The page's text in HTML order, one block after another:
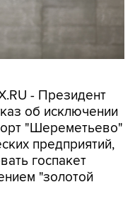
- Президент
об исключении
"Шереметьево"
предприятий,
госпакет
"золотой